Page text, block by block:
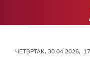
ЧЕТВРТАК, 30.04.2026,